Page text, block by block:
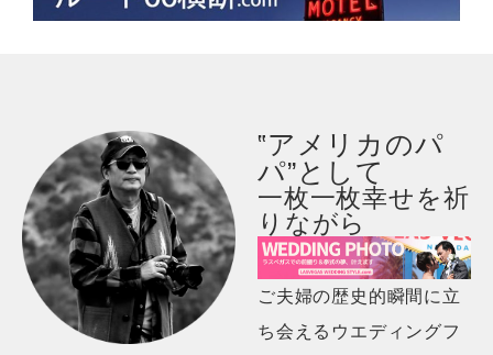
‟アメリカのパ
パ”として
一枚一枚幸せを祈
りながら
ご夫婦の歴史的瞬間に立
ち会えるウエディングフ